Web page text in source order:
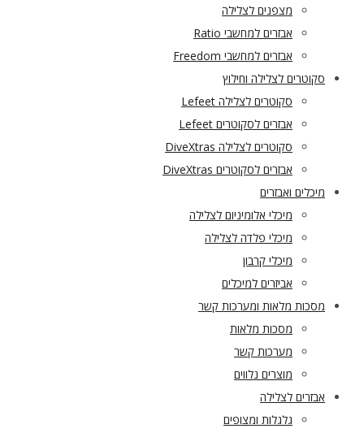
מצפנים לצלילה
אבזרים למחשבי Ratio
אבזרים למחשבי Freedom
סקוטרים לצלילה וחילוץ
סקוטרים לצלילה Lefeet
אבזרים לסקוטרים Lefeet
סקוטרים לצלילה DiveXtras
אבזרים לסקוטרים DiveXtras
מיכלים ואבזרים
מיכלי אלומיניום לצלילה
מיכלי פלדה לצלילה
מיכלי קרבון
אביזרים למיכלים
מסכות מלאות ומערכות קשר
מסכות מלאות
מערכות קשר
מוצרים נלווים
אבזרים לצלילה
גלגלות ומצופים